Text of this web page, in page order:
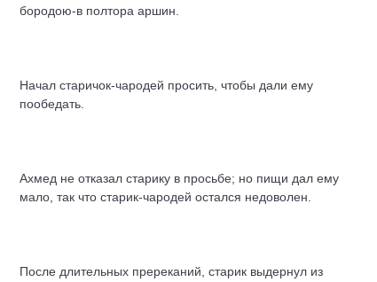
бородою-в полтора аршин.
Начал старичок-чародей просить, чтобы дали ему
пообедать.
Ахмед не отказал старику в просьбе; но пищи дал ему
мало, так что старик-чародей остался недоволен.
После длительных пререканий, старик выдернул из